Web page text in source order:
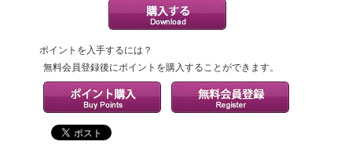
ポイントを入手するには？
無料会員登録後にポイントを購入することができます。